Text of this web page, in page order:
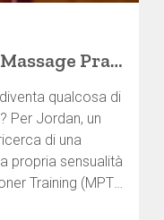
Oltre il Tocco: Come il Massage Practitioner Training ha trasformato la connessione di Jordan con se stesso e con gli altri
qualcosa di
Per Jordan, un
di una
propria sensualità
Training (MPT)